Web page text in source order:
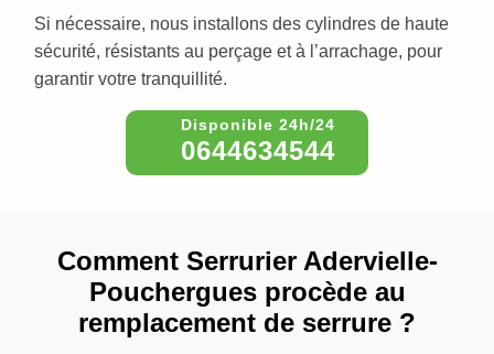
Si nécessaire, nous installons des cylindres de haute
sécurité, résistants au perçage et à l’arrachage, pour
garantir votre tranquillité.
0644634544
Comment Serrurier Adervielle-
Pouchergues procède au
remplacement de serrure ?